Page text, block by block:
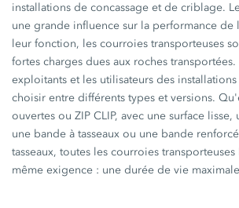
installations de concassage et de criblage.
une grande influence sur la performance
leur fonction, les courroies transporteuses
fortes charges dues aux roches
exploitants et les utilisateurs des
choisir entre différents types et versions.
ouvertes ou ZIP CLIP, avec une surface
une bande à tasseaux ou une bande
tasseaux, toutes les courroies
même exigence : une durée de vie